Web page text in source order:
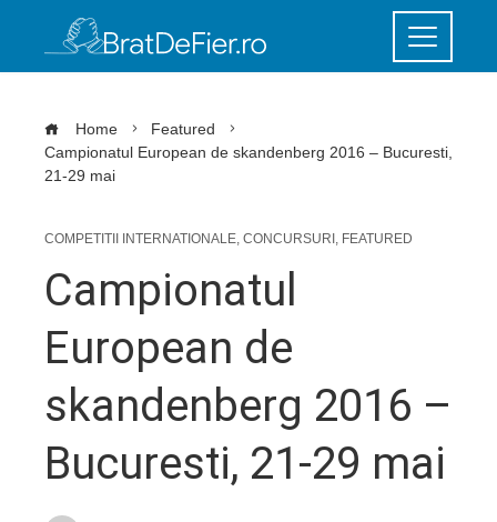
Home
Featured
Campionatul European de skandenberg 2016 – Bucuresti,
21-29 mai
COMPETITII INTERNATIONALE, CONCURSURI , FEATURED
Campionatul
European de
skandenberg 2016 –
Bucuresti, 21-29 mai